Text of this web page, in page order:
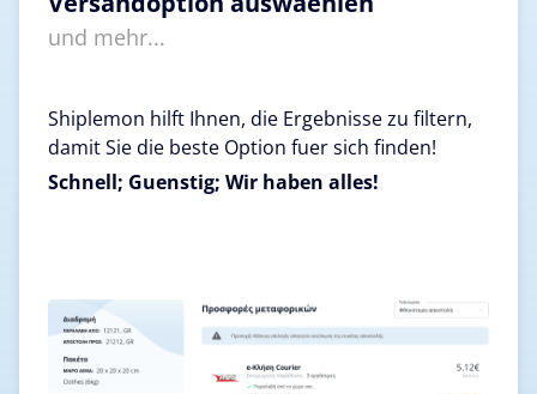
und mehr...
Shiplemon hilft Ihnen, die Ergebnisse zu filtern,
damit Sie die beste Option fuer sich finden!
Schnell; Guenstig; Wir haben alles!